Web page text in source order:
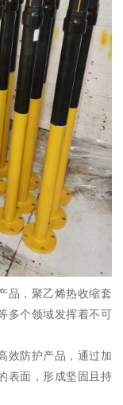
品，聚乙烯热收缩套
多个领域发挥着不可
效防护产品，通过加
表面，形成坚固且持